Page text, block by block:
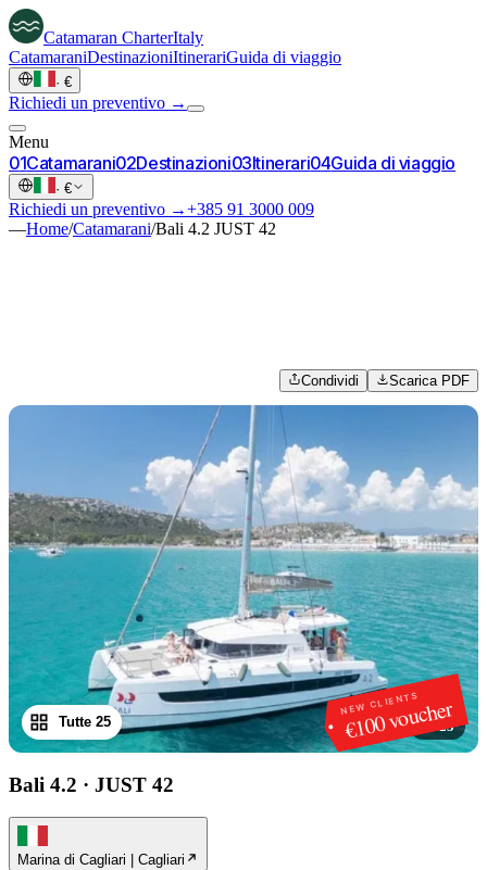
Catamaran CharterItaly
CatamaraniDestinazioniItinerariGuida di viaggio
· €
Richiedi un preventivo →
Menu
01Catamarani02Destinazioni03Itinerari04Guida di viaggio
· €
Richiedi un preventivo →+385 91 3000 009
—Home/Catamarani/Bali 4.2 JUST 42
Condividi Scarica PDF
NEW CLIENTS
€100 voucher
1/25
Tutte 25
Bali 4.2 · JUST 42
Marina di Cagliari | Cagliari